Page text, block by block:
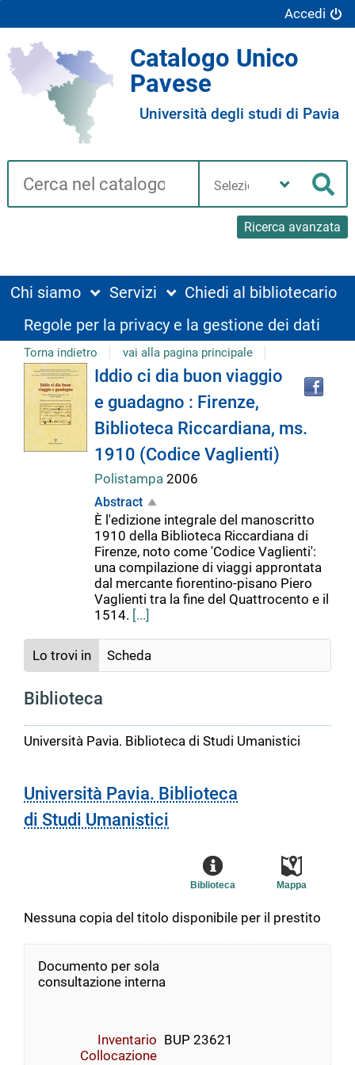
Accedi
Catalogo Unico
Pavese
Università degli studi di Pavia
Cerca su "Catalogo"
Ricerca avanzata
biblioteca
Chi siamo Servizi
Chiedi al bibliotecario
Regole per la privacy e la gestione dei dati
Torna indietro vai alla pagina principale
Dettaglio
del
documento
Iddio ci dia buon viaggio
e guadagno : Firenze,
Biblioteca Riccardiana, ms.
1910 (Codice Vaglienti)
Polistampa 2006
Abstract
È l'edizione integrale del manoscritto
1910 della Biblioteca Riccardiana di
Firenze, noto come 'Codice Vaglienti':
una compilazione di viaggi approntata
dal mercante fiorentino-pisano Piero
Vaglienti tra la fine del Quattrocento e il
1514. [...]
Lo trovi in Scheda
Biblioteca
Università Pavia. Biblioteca di Studi Umanistici
Università Pavia. Biblioteca
di Studi Umanistici
Mappa
Biblioteca
Nessuna copia del titolo disponibile per il prestito
Documento per sola
consultazione interna
Inventario BUP 23621
Collocazione